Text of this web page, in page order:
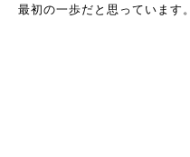
最初の一歩だと思っています。